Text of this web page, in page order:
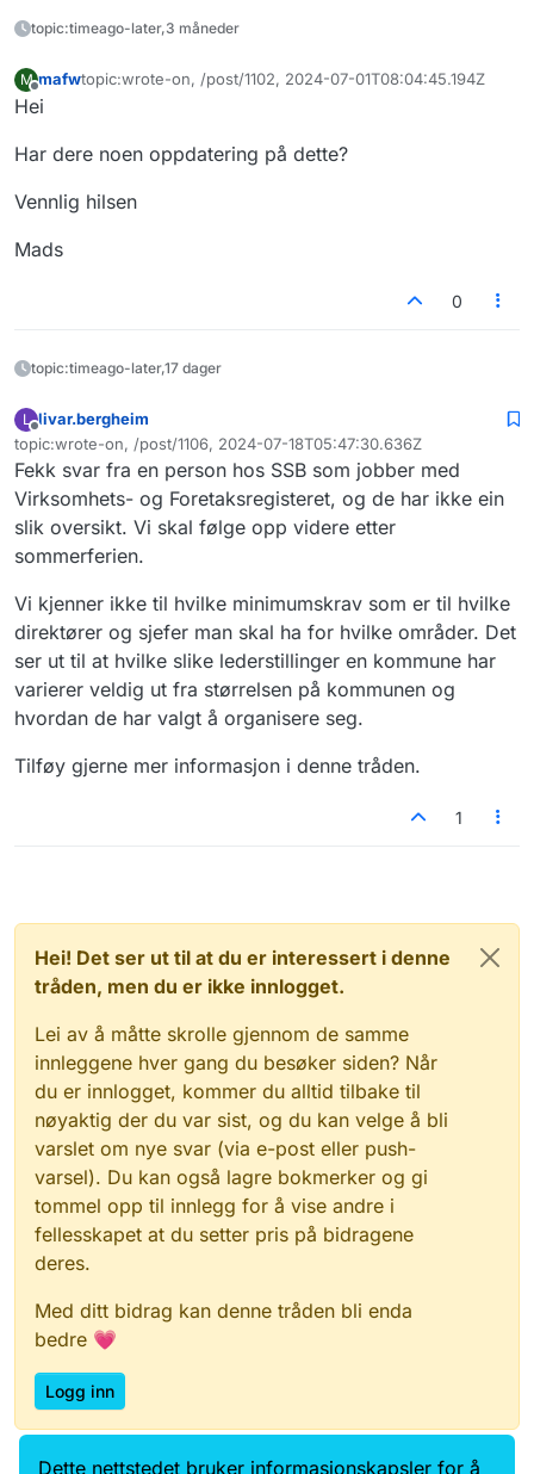
topic:timeago-later,3 måneder
M
Frakoblet
mafwtopic:wrote-on, /post/1102, 2024-07-01T08:04:45.194Z
Sist endret av
Hei
Har dere noen oppdatering på dette?
Vennlig hilsen
Mads
0
topic:timeago-later,17 dager
L
Frakoblet
livar.bergheim
topic:wrote-on, /post/1106, 2024-07-18T05:47:30.636Z
Sist endret av
Fekk svar fra en person hos SSB som jobber med
Virksomhets- og Foretaksregisteret, og de har ikke ein
slik oversikt. Vi skal følge opp videre etter
sommerferien.
Vi kjenner ikke til hvilke minimumskrav som er til hvilke
direktører og sjefer man skal ha for hvilke områder. Det
ser ut til at hvilke slike lederstillinger en kommune har
varierer veldig ut fra størrelsen på kommunen og
hvordan de har valgt å organisere seg.
Tilføy gjerne mer informasjon i denne tråden.
1
Hei! Det ser ut til at du er interessert i denne
tråden, men du er ikke innlogget.
Lei av å måtte skrolle gjennom de samme
innleggene hver gang du besøker siden? Når
du er innlogget, kommer du alltid tilbake til
nøyaktig der du var sist, og du kan velge å bli
varslet om nye svar (via e-post eller push-
varsel). Du kan også lagre bokmerker og gi
tommel opp til innlegg for å vise andre i
fellesskapet at du setter pris på bidragene
deres.
Med ditt bidrag kan denne tråden bli enda
bedre 💗
Logg inn
Dette nettstedet bruker informasjonskapsler for å